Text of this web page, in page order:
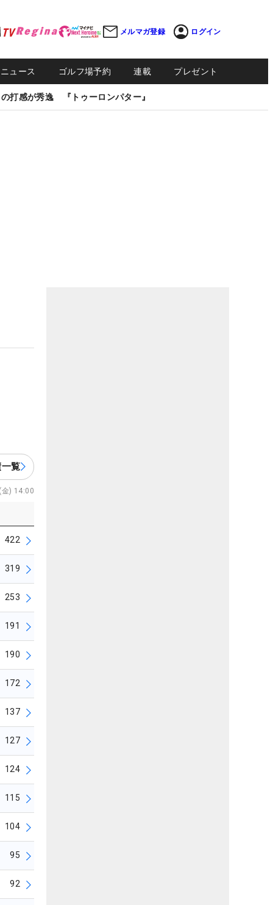
メルマガ登録 ログイン
ュース ゴルフ場予約 連載 プレゼント
打感が秀逸 『トゥーロンパター』
覧
) 14:00
422
319
253
191
190
172
137
127
124
115
104
95
92